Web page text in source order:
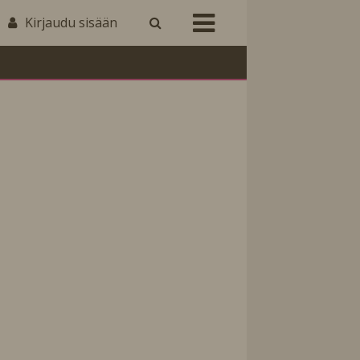
Kirjaudu sisään